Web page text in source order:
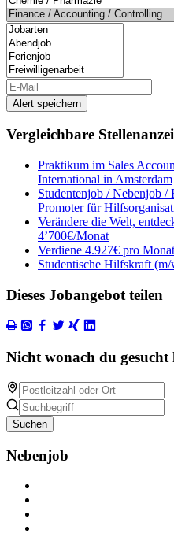
Alert speichern
Vergleichbare
Praktikum im Sales
International in Amsterdam
Studentenjob / Nebenjob /
Promoter für
Verändere die Welt,
4’700€/Monat
Verdiene 4.927€ pro
Studentische Hilfskraft
Dieses Jobangebot teilen
Nicht wonach du gesucht
Suchen
Nebenjob